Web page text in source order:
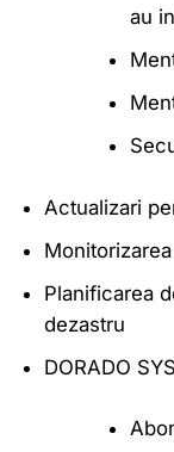
au
Actualizari
Planificarea
dezastru
DORADO